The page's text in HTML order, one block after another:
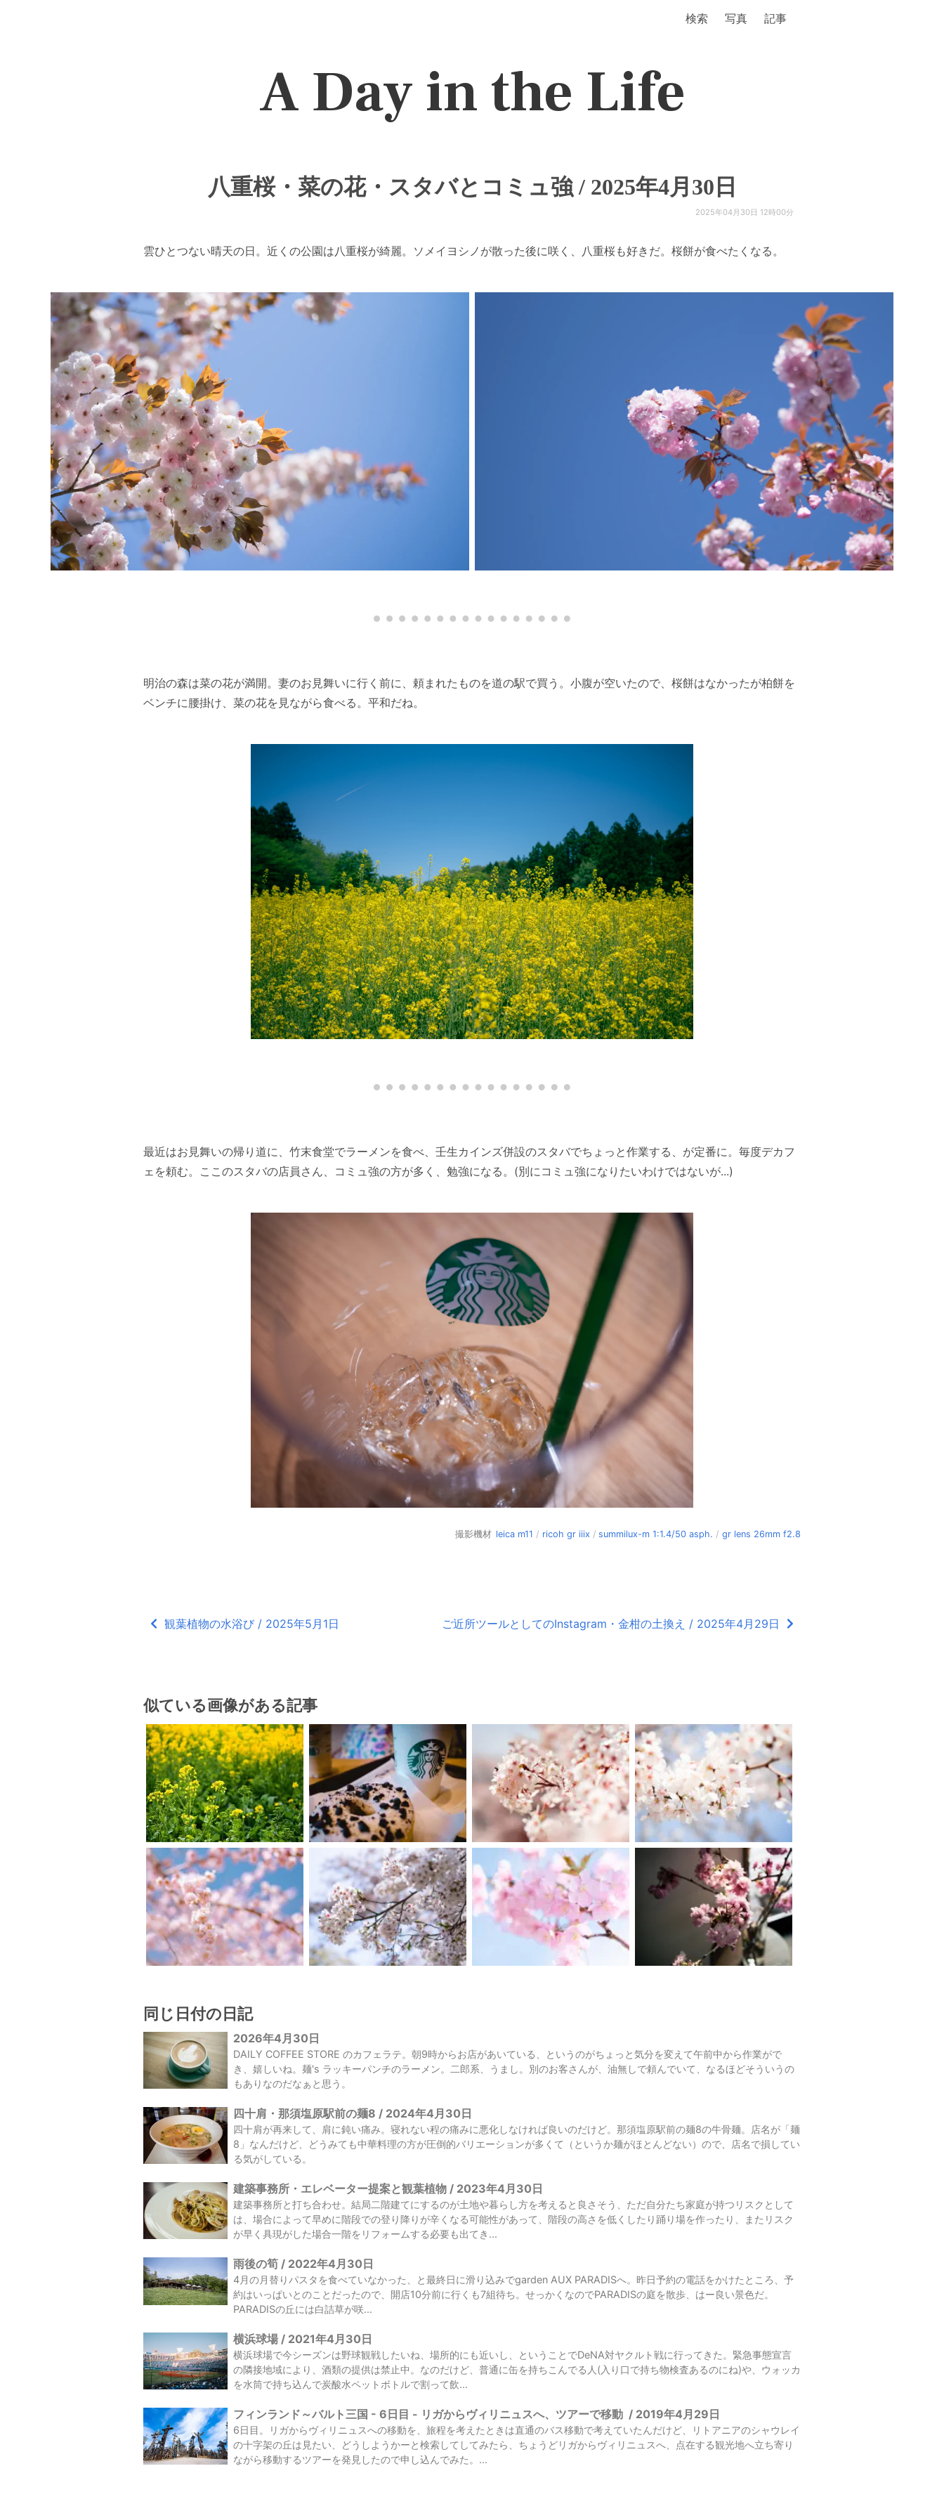
検索 写真 記事
A Day in the Life
八重桜・菜の花・スタバとコミュ強 / 2025年4月30日
2025年04月30日 12時00分
雲ひとつない晴天の日。近くの公園は八重桜が綺麗。ソメイヨシノが散った後に咲く、八重桜も好きだ。桜餅が食べたくなる。
明治の森は菜の花が満開。妻のお見舞いに行く前に、頼まれたものを道の駅で買う。小腹が空いたので、桜餅はなかったが柏餅を
ベンチに腰掛け、菜の花を見ながら食べる。平和だね。
最近はお見舞いの帰り道に、竹末食堂でラーメンを食べ、壬生カインズ併設のスタバでちょっと作業する、が定番に。毎度デカフ
ェを頼む。ここのスタバの店員さん、コミュ強の方が多く、勉強になる。(別にコミュ強になりたいわけではないが...)
撮影機材 leica m11 / ricoh gr iiix / summilux-m 1:1.4/50 asph. / gr lens 26mm f2.8
観葉植物の水浴び / 2025年5月1日 ご近所ツールとしてのInstagram・金柑の土換え / 2025年4月29日
似ている画像がある記事
同じ日付の日記
2026年4月30日
DAILY COFFEE STORE のカフェラテ。朝9時からお店があいている、というのがちょっと気分を変えて午前中から作業がで
き、嬉しいね。麺's ラッキーパンチのラーメン。二郎系、うまし。別のお客さんが、油無しで頼んでいて、なるほどそういうの
もありなのだなぁと思う。
四十肩・那須塩原駅前の麺8 / 2024年4月30日
四十肩が再来して、肩に鈍い痛み。寝れない程の痛みに悪化しなければ良いのだけど。那須塩原駅前の麺8の牛骨麺。店名が「麺
8」なんだけど、どうみても中華料理の方が圧倒的バリエーションが多くて（というか麺がほとんどない）ので、店名で損してい
る気がしている。
建築事務所・エレベーター提案と観葉植物 / 2023年4月30日
建築事務所と打ち合わせ。結局二階建てにするのが土地や暮らし方を考えると良さそう、ただ自分たち家庭が持つリスクとして
は、場合によって早めに階段での登り降りが辛くなる可能性があって、階段の高さを低くしたり踊り場を作ったり、またリスク
が早く具現がした場合一階をリフォームする必要も出てき...
雨後の筍 / 2022年4月30日
4月の月替りパスタを食べていなかった、と最終日に滑り込みでgarden AUX PARADISへ。昨日予約の電話をかけたところ、予
約はいっぱいとのことだったので、開店10分前に行くも7組待ち。せっかくなのでPARADISの庭を散歩、はー良い景色だ。
PARADISの丘には白詰草が咲...
横浜球場 / 2021年4月30日
横浜球場で今シーズンは野球観戦したいね、場所的にも近いし、ということでDeNA対ヤクルト戦に行ってきた。緊急事態宣言
の隣接地域により、酒類の提供は禁止中。なのだけど、普通に缶を持ちこんでる人(入り口で持ち物検査あるのにね)や、ウォッカ
を水筒で持ち込んで炭酸水ペットボトルで割って飲...
フィンランド～バルト三国 - 6日目 - リガからヴィリニュスへ、ツアーで移動 / 2019年4月29日
6日目。リガからヴィリニュスへの移動を、旅程を考えたときは直通のバス移動で考えていたんだけど、リトアニアのシャウレイ
の十字架の丘は見たい、どうしようかーと検索してしてみたら、ちょうどリガからヴィリニュスへ、点在する観光地へ立ち寄り
ながら移動するツアーを発見したので申し込んでみた。...